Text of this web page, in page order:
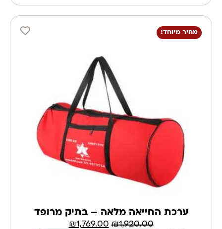
מחיר מיוחד!
ערכת החייאה מלאה – בתיק מרופד
₪1,920.00
₪1,769.00